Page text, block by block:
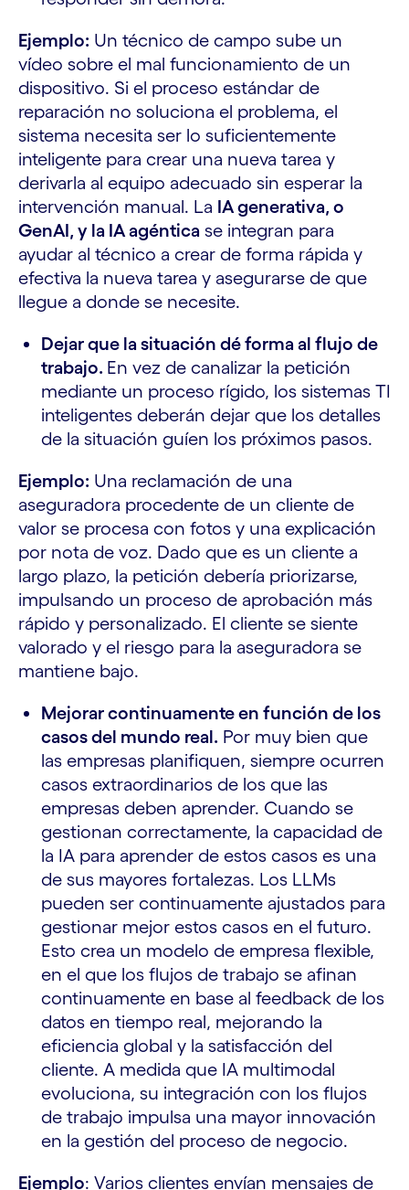
Ejemplo: Un técnico de campo sube un
vídeo sobre el mal funcionamiento de un
dispositivo. Si el proceso estándar de
reparación no soluciona el problema, el
sistema necesita ser lo suficientemente
inteligente para crear una nueva tarea y
derivarla al equipo adecuado sin esperar la
intervención manual. La IA generativa, o
GenAI, y la IA agéntica se integran para
ayudar al técnico a crear de forma rápida y
efectiva la nueva tarea y asegurarse de que
llegue a donde se necesite.
Dejar que la situación dé forma al flujo de
trabajo. En vez de canalizar la petición
mediante un proceso rígido, los sistemas TI
inteligentes deberán dejar que los detalles
de la situación guíen los próximos pasos.
Ejemplo: Una reclamación de una
aseguradora procedente de un cliente de
valor se procesa con fotos y una explicación
por nota de voz. Dado que es un cliente a
largo plazo, la petición debería priorizarse,
impulsando un proceso de aprobación más
rápido y personalizado. El cliente se siente
valorado y el riesgo para la aseguradora se
mantiene bajo.
Mejorar continuamente en función de los
casos del mundo real. Por muy bien que
las empresas planifiquen, siempre ocurren
casos extraordinarios de los que las
empresas deben aprender. Cuando se
gestionan correctamente, la capacidad de
la IA para aprender de estos casos es una
de sus mayores fortalezas. Los LLMs
pueden ser continuamente ajustados para
gestionar mejor estos casos en el futuro.
Esto crea un modelo de empresa flexible,
en el que los flujos de trabajo se afinan
continuamente en base al feedback de los
datos en tiempo real, mejorando la
eficiencia global y la satisfacción del
cliente. A medida que IA multimodal
evoluciona, su integración con los flujos
de trabajo impulsa una mayor innovación
en la gestión del proceso de negocio.
Ejemplo: Varios clientes envían mensajes de